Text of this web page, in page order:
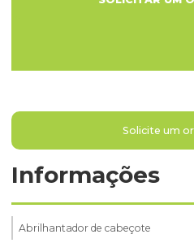
Solicite um
Informações
Abrilhantador de cabeçote